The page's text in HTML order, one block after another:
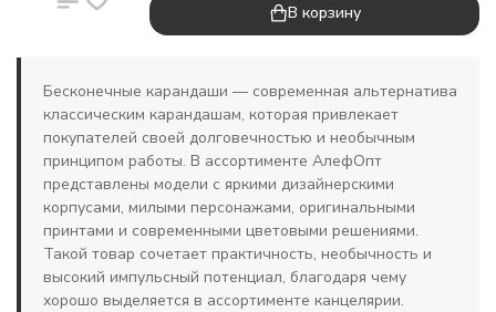
В корзину
Бесконечные карандаши — современная альтернатива
классическим карандашам, которая привлекает
покупателей своей долговечностью и необычным
принципом работы. В ассортименте АлефОпт
представлены модели с яркими дизайнерскими
корпусами, милыми персонажами, оригинальными
принтами и современными цветовыми решениями.
Такой товар сочетает практичность, необычность и
высокий импульсный потенциал, благодаря чему
хорошо выделяется в ассортименте канцелярии.